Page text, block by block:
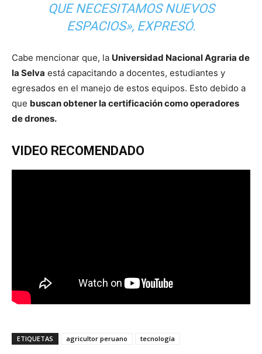
QUE NECESITAMOS NUEVOS
ESPACIOS», EXPRESÓ.
Cabe mencionar que, la Universidad Nacional Agraria de
la Selva está capacitando a docentes, estudiantes y
egresados en el manejo de estos equipos. Esto debido a
que buscan obtener la certificación como operadores
de drones.
VIDEO RECOMENDADO
ETIQUETAS agricultor peruano tecnología